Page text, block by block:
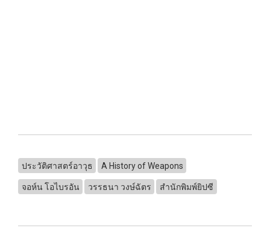
ประวัติศาสตร์อาวุธ A History of Weapons
จอห์น โอไบรอัน วรรธนา วงษ์ฉัตร สำนักพิมพ์ยิปซี